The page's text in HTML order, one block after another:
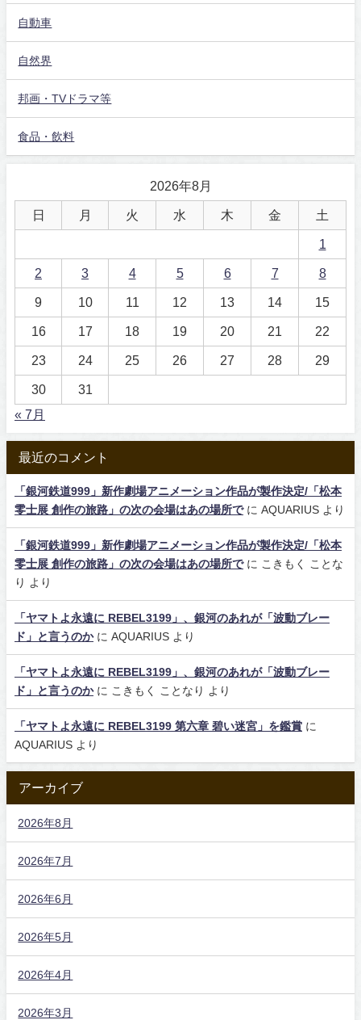
自動車
自然界
邦画・TVドラマ等
食品・飲料
2026年8月
日 月 火 水 木 金 土
1
2 3 4 5 6 7 8
9 10 11 12 13 14 15
16 17 18 19 20 21 22
23 24 25 26 27 28 29
30
31
« 7月
最近のコメント
「銀河鉄道999」新作劇場アニメーション作品が製作決定/「松本
零士展 創作の旅路」の次の会場はあの場所でに AQUARIUS より
「銀河鉄道999」新作劇場アニメーション作品が製作決定/「松本
零士展 創作の旅路」の次の会場はあの場所でに こきもく ことな
り
より
「ヤマトよ永遠に REBEL3199」、銀河のあれが「波動ブレー
ド」と言うのかに AQUARIUS より
「ヤマトよ永遠に REBEL3199」、銀河のあれが「波動ブレー
ド」と言うのかに こきもく ことなり より
「ヤマトよ永遠に REBEL3199 第六章 碧い迷宮」を鑑賞 に
AQUARIUS より
アーカイブ
2026年8月
2026年7月
2026年6月
2026年5月
2026年4月
2026年3月